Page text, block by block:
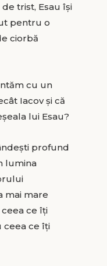
trist, Esau își
pentru o
ciorbă
cu un
Iacov și că
lui Esau?
profund
lumina
mai mare
ceea ce îți
ce îți